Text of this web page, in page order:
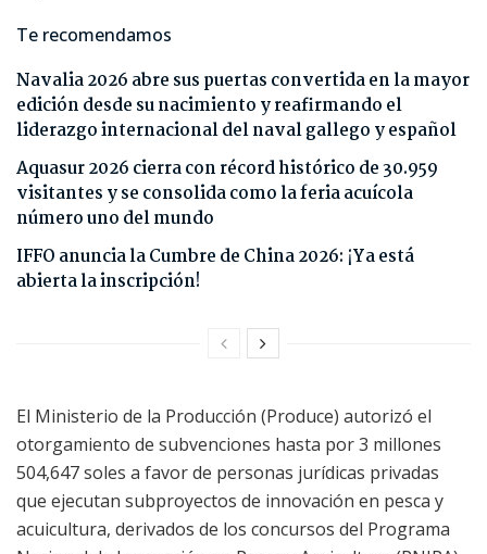
Te recomendamos
Navalia 2026 abre sus puertas convertida en la mayor
edición desde su nacimiento y reafirmando el
liderazgo internacional del naval gallego y español
Aquasur 2026 cierra con récord histórico de 30.959
visitantes y se consolida como la feria acuícola
número uno del mundo
IFFO anuncia la Cumbre de China 2026: ¡Ya está
abierta la inscripción!
El Ministerio de la Producción (Produce) autorizó el
otorgamiento de subvenciones hasta por 3 millones
504,647 soles a favor de personas jurídicas privadas
que ejecutan subproyectos de innovación en pesca y
acuicultura, derivados de los concursos del Programa